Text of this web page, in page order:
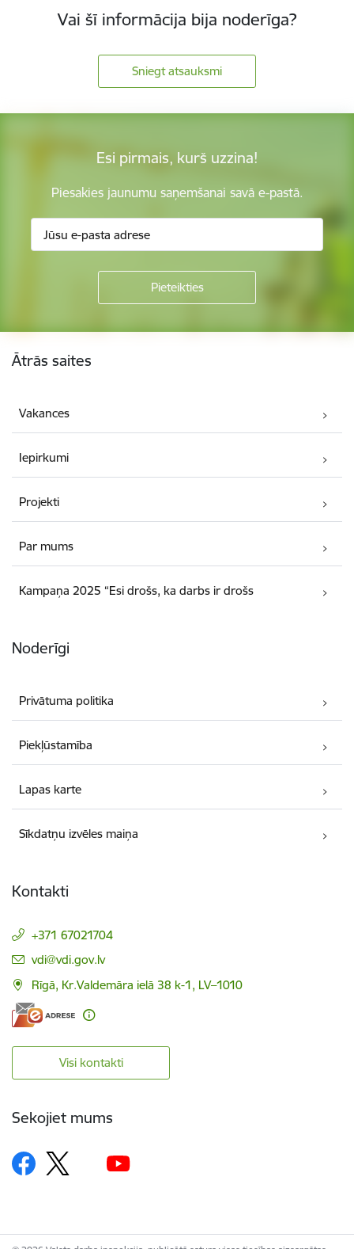
Vai šī informācija bija noderīga?
Sniegt atsauksmi
Esi pirmais, kurš uzzina!
Piesakies jaunumu saņemšanai savā e-pastā.
Ātrās saites
Vakances
Iepirkumi
Projekti
Par mums
Kampaņa 2025 “Esi drošs, ka darbs ir drošs
Noderīgi
Privātuma politika
Piekļūstamība
Lapas karte
Sīkdatņu izvēles maiņa
Kontakti
+371 67021704
E-pasts:
vdi@vdi.gov.lv
Rīgā, Kr.Valdemāra ielā 38 k-1, LV–1010
Visi kontakti
Sekojiet mums